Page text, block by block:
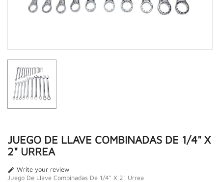
JUEGO DE LLAVE COMBINADAS DE 1/4" X
2" URREA
 Write your review
Juego De Llave Combinadas De 1/4" X 2" Urrea